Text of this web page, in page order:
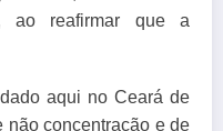
ao reafirmar que a
aqui no Ceará de
não concentração e de